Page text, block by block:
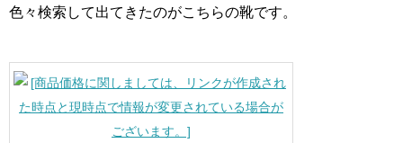
色々検索して出てきたのがこちらの靴です。